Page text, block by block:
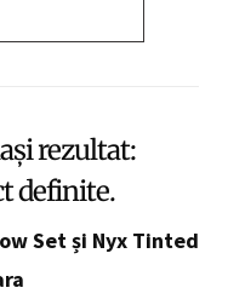
rezultat:
definite.
Set și Nyx Tinted